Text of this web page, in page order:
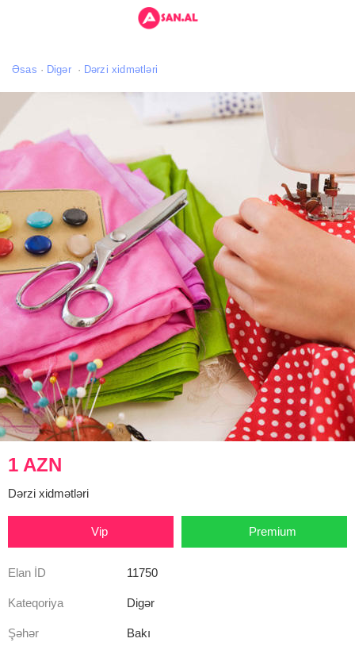
Əsas Digər Dərzi xidmətləri
1 AZN
Dərzi xidmətləri
Vip Premium
Elan İD 11750
Kateqoriya Digər
Şəhər Bakı